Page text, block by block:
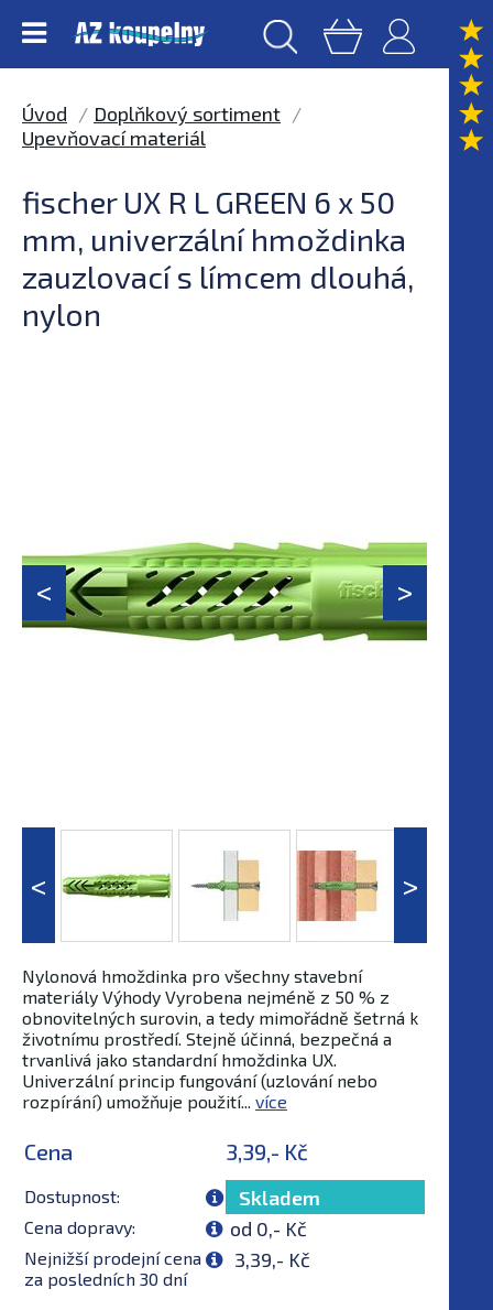
Úvod
Doplňkový sortiment
Upevňovací materiál
fischer UX R L GREEN 6 x 50
mm, univerzální hmoždinka
zauzlovací s límcem dlouhá,
nylon
Nylonová hmoždinka pro všechny stavební
materiály Výhody Vyrobena nejméně z 50 % z
obnovitelných surovin, a tedy mimořádně šetrná k
životnímu prostředí. Stejně účinná, bezpečná a
trvanlivá jako standardní hmoždinka UX.
Univerzální princip fungování (uzlování nebo
rozpírání) umožňuje použití... více
Cena 3,39,- Kč
Dostupnost: Skladem
Cena dopravy: od 0,- Kč
Nejnižší prodejní cena
za posledních 30 dní
3,39,- Kč